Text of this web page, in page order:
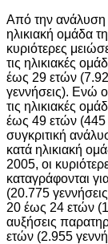
Από την ανάλυση
ηλικιακή ομάδα
κυριότερες
τις ηλικιακές
έως 29 ετών
γεννήσεις). Ενώ
τις ηλικιακές
έως 49 ετών (445
συγκριτική
κατά ηλικιακή
2005, οι
καταγράφονται
(20.775
20 έως 24 ετών
αυξήσεις
ετών (2.955